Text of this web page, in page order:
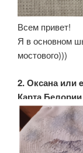
Всем привет!
Я в основном
мостового)))
2. Оксана или
Карта Белории